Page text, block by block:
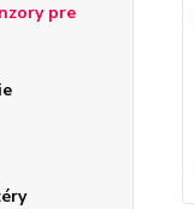
pre